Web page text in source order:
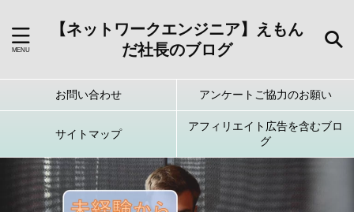
【ネットワークエンジニア】えもん
だ社長のブログ
お問い合わせ アンケートご協力のお願い
サイトマップ
アフィリエイト広告を含むブロ
グ